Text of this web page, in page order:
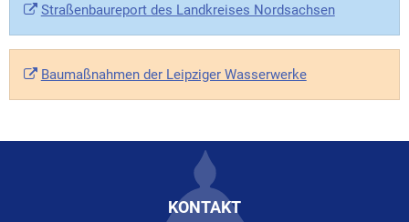
Straßenbaureport des Landkreises Nordsachsen
Baumaßnahmen der Leipziger Wasserwerke
KONTAKT